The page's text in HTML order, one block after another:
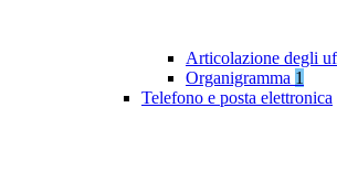
Articolazione degli
Organigramma 1
Telefono e posta elettronica